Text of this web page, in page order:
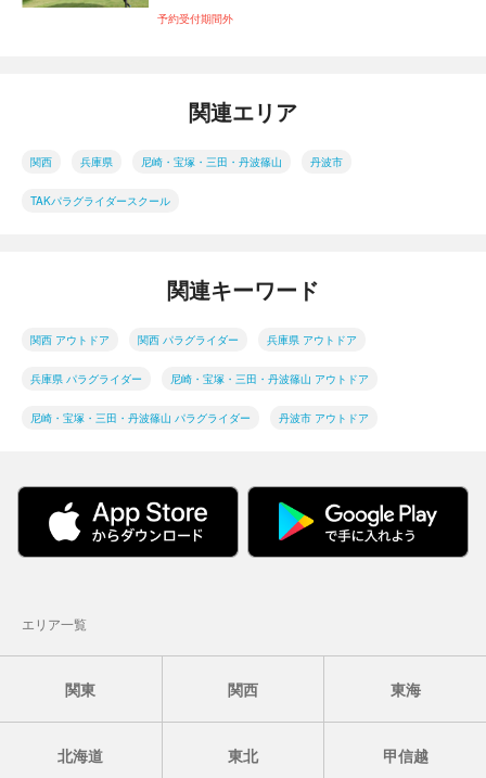
予約受付期間外
関連エリア
関西 兵庫県 尼崎・宝塚・三田・丹波篠山 丹波市
TAKパラグライダースクール
関連キーワード
関西 アウトドア 関西 パラグライダー 兵庫県 アウトドア
兵庫県 パラグライダー 尼崎・宝塚・三田・丹波篠山 アウトドア
尼崎・宝塚・三田・丹波篠山 パラグライダー 丹波市 アウトドア
エリア一覧
関東 関西 東海
北海道 東北 甲信越